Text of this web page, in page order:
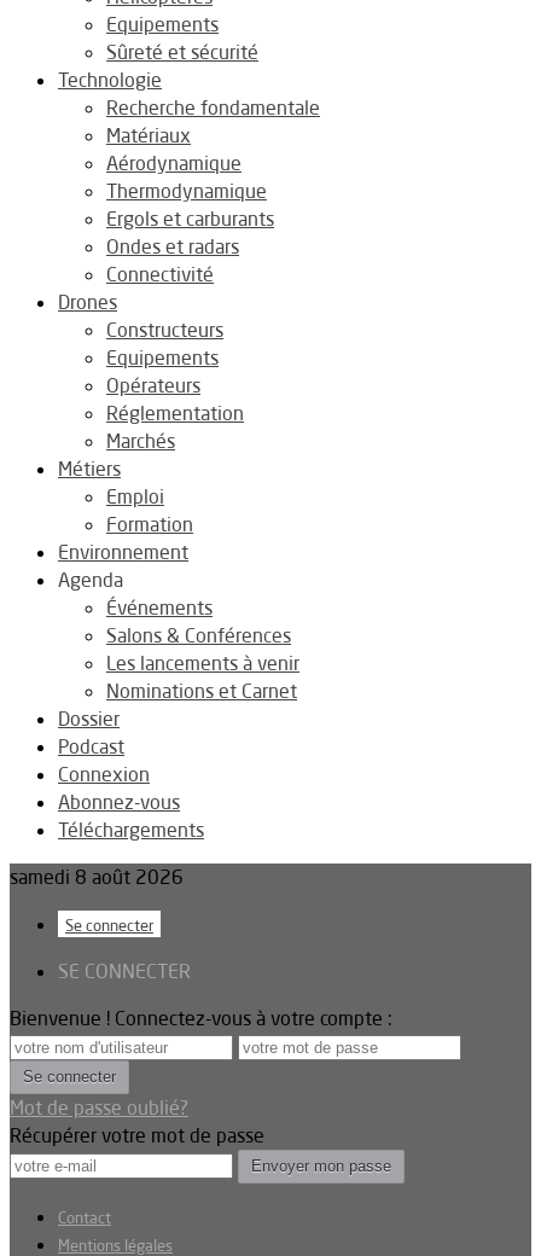
Equipements
Sûreté et sécurité
Technologie
Recherche fondamentale
Matériaux
Aérodynamique
Thermodynamique
Ergols et carburants
Ondes et radars
Connectivité
Drones
Constructeurs
Equipements
Opérateurs
Réglementation
Marchés
Métiers
Emploi
Formation
Environnement
Agenda
Événements
Salons & Conférences
Les lancements à venir
Nominations et Carnet
Dossier
Podcast
Connexion
Abonnez-vous
Téléchargements
samedi 8 août 2026
Se connecter
SE CONNECTER
Bienvenue ! Connectez-vous à votre compte :
Mot de passe oublié?
Récupérer votre mot de passe
Contact
Mentions légales